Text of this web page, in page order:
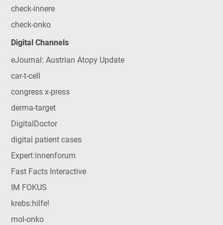
check-innere
check-onko
Digital Channels
eJournal: Austrian Atopy Update
car-t-cell
congress x-press
derma-target
DigitalDoctor
digital patient cases
Expert:innenforum
Fast Facts Interactive
IM FOKUS
krebs:hilfe!
mol-onko